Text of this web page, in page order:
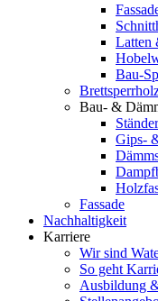
Latten
Bau-
Bau- &
Gips-
Fassade
Nachhaltigkeit
Karriere
Wir sind
So geht
Ausbildung